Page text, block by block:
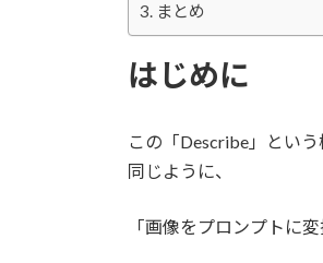
まとめ
はじめに
この「Describe」とい
同じように、
「画像をプロンプトに